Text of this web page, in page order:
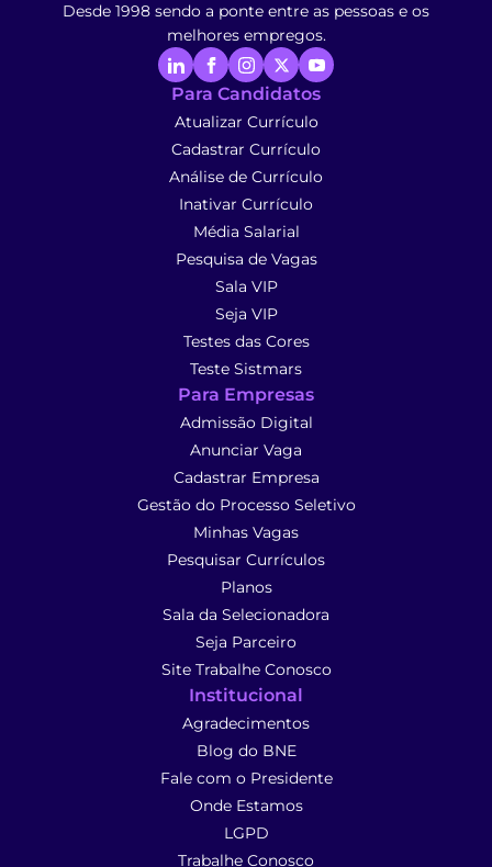
Desde 1998 sendo a ponte entre as pessoas e os
melhores empregos.
Para Candidatos
Atualizar Currículo
Cadastrar Currículo
Análise de Currículo
Inativar Currículo
Média Salarial
Pesquisa de Vagas
Sala VIP
Seja VIP
Testes das Cores
Teste Sistmars
Para Empresas
Admissão Digital
Anunciar Vaga
Cadastrar Empresa
Gestão do Processo Seletivo
Minhas Vagas
Pesquisar Currículos
Planos
Sala da Selecionadora
Seja Parceiro
Site Trabalhe Conosco
Institucional
Agradecimentos
Blog do BNE
Fale com o Presidente
Onde Estamos
LGPD
Trabalhe Conosco